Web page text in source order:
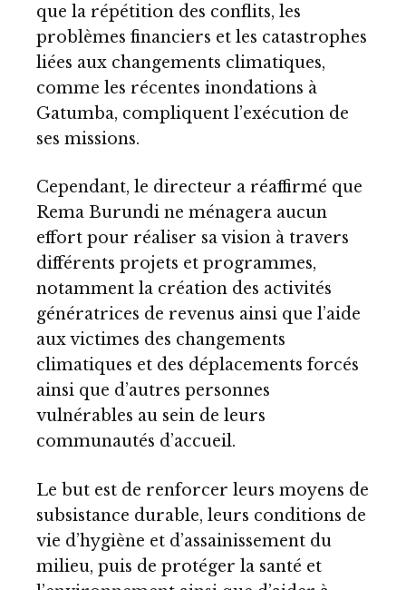
que la répétition des conflits, les
problèmes financiers et les catastrophes
liées aux changements climatiques,
comme les récentes inondations à
Gatumba, compliquent l’exécution de
ses missions.
Cependant, le directeur a réaffirmé que
Rema Burundi ne ménagera aucun
effort pour réaliser sa vision à travers
différents projets et programmes,
notamment la création des activités
génératrices de revenus ainsi que l’aide
aux victimes des changements
climatiques et des déplacements forcés
ainsi que d’autres personnes
vulnérables au sein de leurs
communautés d’accueil.
Le but est de renforcer leurs moyens de
subsistance durable, leurs conditions de
vie d’hygiène et d’assainissement du
milieu, puis de protéger la santé et